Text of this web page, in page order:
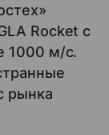
Rocket с
1000 м/с.
рынка